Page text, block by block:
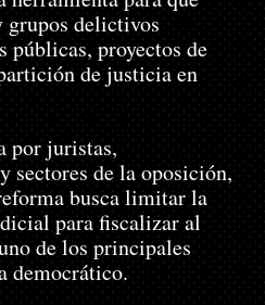
grupos delictivos
proyectos de
de justicia en
por juristas,
sectores de la oposición,
busca limitar la
para fiscalizar al
de los principales
democrático.